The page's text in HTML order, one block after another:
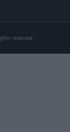
reserved